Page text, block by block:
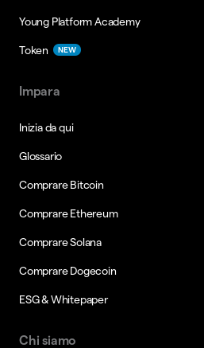
Young Platform Academy
Token NEW
Impara
Inizia da qui
Glossario
Comprare Bitcoin
Comprare Ethereum
Comprare Solana
Comprare Dogecoin
ESG & Whitepaper
Chi siamo